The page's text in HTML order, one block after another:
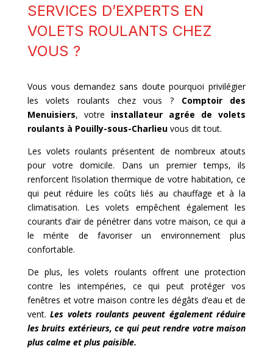
SERVICES D’EXPERTS EN
VOLETS ROULANTS CHEZ
VOUS ?
Vous vous demandez sans doute pourquoi privilégier
les volets roulants chez vous ? Comptoir des
Menuisiers, votre installateur agrée de volets
roulants à Pouilly-sous-Charlieuvous dit tout.
Les volets roulants présentent de nombreux atouts
pour votre domicile. Dans un premier temps, ils
renforcent l’isolation thermique de votre habitation, ce
qui peut réduire les coûts liés au chauffage et à la
climatisation. Les volets empêchent également les
courants d’air de pénétrer dans votre maison, ce qui a
le mérite de favoriser un environnement plus
confortable.
De plus, les volets roulants offrent une protection
contre les intempéries, ce qui peut protéger vos
fenêtres et votre maison contre les dégâts d’eau et de
vent.Les volets roulants peuvent également réduire
les bruits extérieurs, ce qui peut rendre votre maison
plus calme et plus paisible.